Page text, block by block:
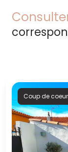
Coup de coeur